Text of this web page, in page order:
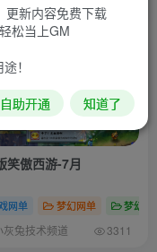
小灰兔技术频道
笑傲西游-7月
网单 梦幻网单 梦幻专
灰兔技术频道 3311
更新内容免费下载
松当上GM
！
自助开通 知道了